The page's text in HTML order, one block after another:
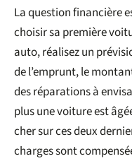
La question financière
choisir sa première
auto, réalisez un
de l’emprunt, le
des réparations à
plus une voiture est
cher sur ces deux
charges sont